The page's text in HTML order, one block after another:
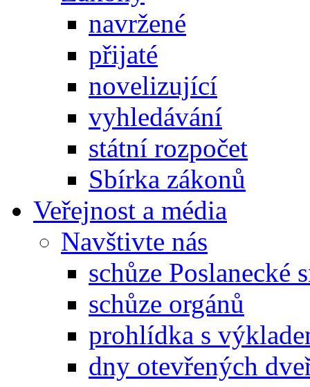
navržené
přijaté
novelizující
vyhledávání
státní rozpočet
Sbírka zákonů
Veřejnost a média
Navštivte nás
schůze Poslanecké
schůze orgánů
prohlídka s
dny otevřených